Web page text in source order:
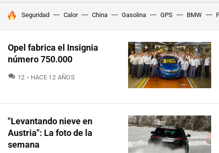
HOY SE HABLA DE
Seguridad Calor China Gasolina GPS BMW
Opel fabrica el Insignia
número 750.000
12 COMENTARIOS
HACE 12 AÑOS
"Levantando nieve en
Austria": La foto de la
semana